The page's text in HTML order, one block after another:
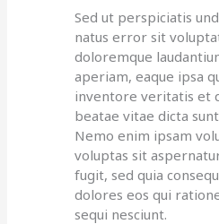
Sed ut perspiciatis
natus error sit
doloremque
aperiam, eaque ipsa
inventore veritatis et
beatae vitae dicta
Nemo enim ipsam
voluptas sit
fugit, sed quia
dolores eos qui
sequi nesciunt.